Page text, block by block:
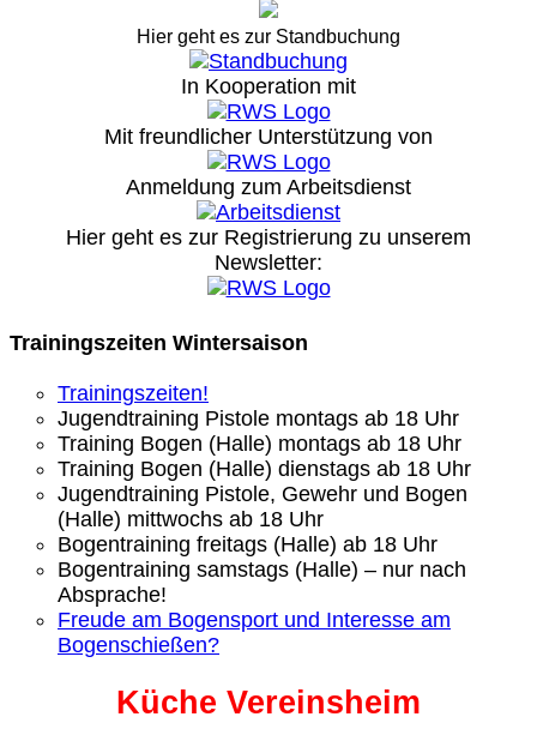
Hier geht es zur Standbuchung
In Kooperation mit
Mit freundlicher Unterstützung von
Anmeldung zum Arbeitsdienst
Hier geht es zur Registrierung zu unserem
Newsletter:
Trainingszeiten Wintersaison
Trainingszeiten!
Jugendtraining Pistole montags ab 18 Uhr
Training Bogen (Halle) montags ab 18 Uhr
Training Bogen (Halle) dienstags ab 18 Uhr
Jugendtraining Pistole, Gewehr und Bogen
(Halle) mittwochs ab 18 Uhr
Bogentraining freitags (Halle) ab 18 Uhr
Bogentraining samstags (Halle) – nur nach
Absprache!
Freude am Bogensport und Interesse am
Bogenschießen?
Küche Vereinsheim